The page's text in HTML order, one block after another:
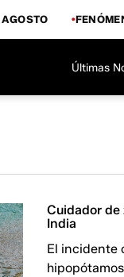
Últimas
Cuidador de
India
El incidente